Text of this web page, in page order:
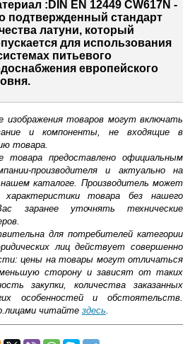
:DIN EN 12449 CW617N -
подтвержденный стандарт
латуни, который
для использования
питьевого
европейского
изображения товаров могут включать
и компоненты, не входящие в
товара.
товара предоставлено официальным
производителя и актуально на
каталоге. Производитель может
характеристики товара без нашего
заранее уточнять технические
для потребителей категории
лиц действует совершенно
цены на товары могут отличаться
сторону и зависят от таких
закупки, количества заказанных
особенностей и обстоятельств.
читайте здесь
основными элементами